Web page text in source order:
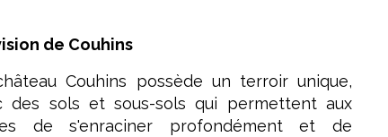
de Couhins
Couhins possède un terroir unique,
des sols et sous-sols qui permettent aux
de s'enraciner profondément et de